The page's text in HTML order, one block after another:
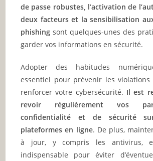
de passe robustes, l’activation de
deux facteurs et la sensibilisation
phishing sont quelques-unes des
garder vos informations en sécurité.
Adopter des habitudes
essentiel pour prévenir les
renforcer votre cybersécurité. Il est
revoir régulièrement vos
confidentialité et de sécurité
plateformes en ligne. De plus,
à jour, y compris les antivirus,
indispensable pour éviter